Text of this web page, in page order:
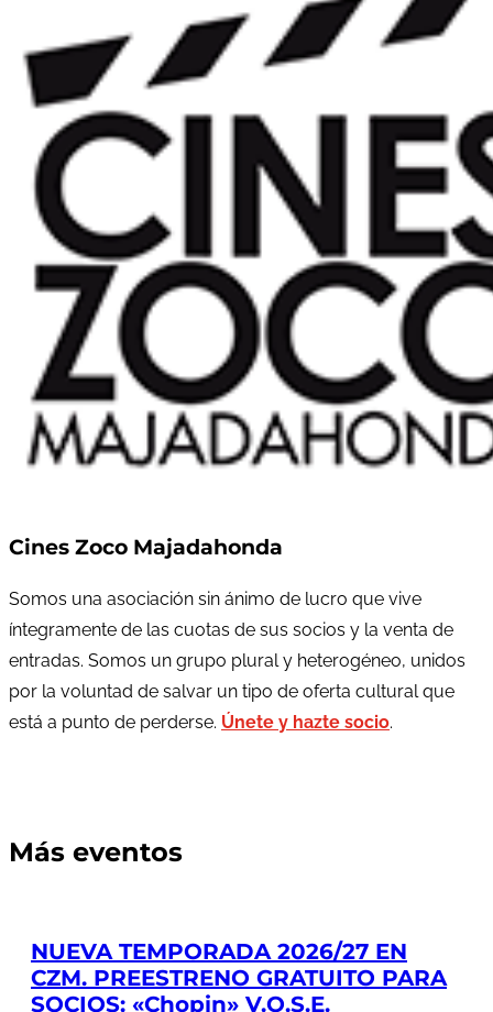
Cines Zoco Majadahonda
Somos una asociación sin ánimo de lucro que vive
íntegramente de las cuotas de sus socios y la venta de
entradas. Somos un grupo plural y heterogéneo, unidos
por la voluntad de salvar un tipo de oferta cultural que
está a punto de perderse. Únete y hazte socio.
Más eventos
NUEVA TEMPORADA 2026/27 EN
CZM. PREESTRENO GRATUITO PARA
SOCIOS: «Chopin» V.O.S.E.